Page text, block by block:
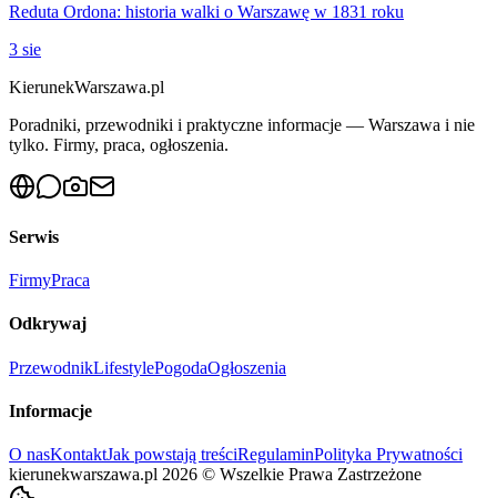
Reduta Ordona: historia walki o Warszawę w 1831 roku
3 sie
KierunekWarszawa.pl
Poradniki, przewodniki i praktyczne informacje — Warszawa i nie
tylko. Firmy, praca, ogłoszenia.
Serwis
FirmyPraca
Odkrywaj
PrzewodnikLifestylePogodaOgłoszenia
Informacje
O nasKontaktJak powstają treściRegulaminPolityka Prywatności
kierunekwarszawa.pl 2026 © Wszelkie Prawa Zastrzeżone